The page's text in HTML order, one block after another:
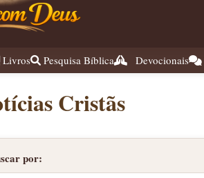
Livros Pesquisa Bíblica Devocionais
Cristãs
por: